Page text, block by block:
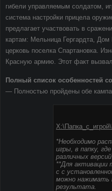
гибели управляемым солдатом,
система настройки прицела
предлагает участвовать в
картам: Мельница Гергардта,
церковь поселка Спартановка.
Красную армию. Этот факт
Полный список особенностей
— Полностью пройдены обе
*Необходимо
игры, в папку,
различных
**Для активации
с с
можно нажимать
результата.